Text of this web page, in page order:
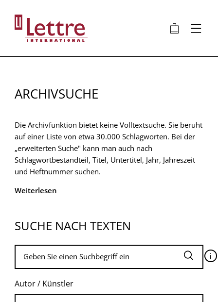
Inhalt
🛍 ⋮
ARCHIVSUCHE
Die Archivfunktion bietet keine Volltextsuche. Sie beruht
auf einer Liste von etwa 30.000 Schlagworten. Bei der
„erweiterten Suche" kann man auch nach
Schlagwortbestandteil, Titel, Untertitel, Jahr, Jahreszeit
und Heftnummer suchen.
Weiterlesen
SUCHE NACH TEXTEN
🛈
Autor / Künstler